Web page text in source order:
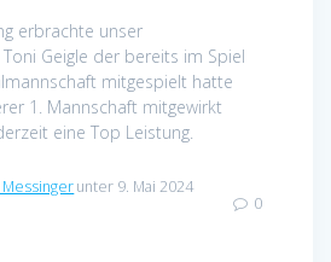
erbrachte unser
Geigle der bereits im Spiel
mitgespielt hatte
1. Mannschaft mitgewirkt
eine Top Leistung.
unter 9. Mai 2024
0